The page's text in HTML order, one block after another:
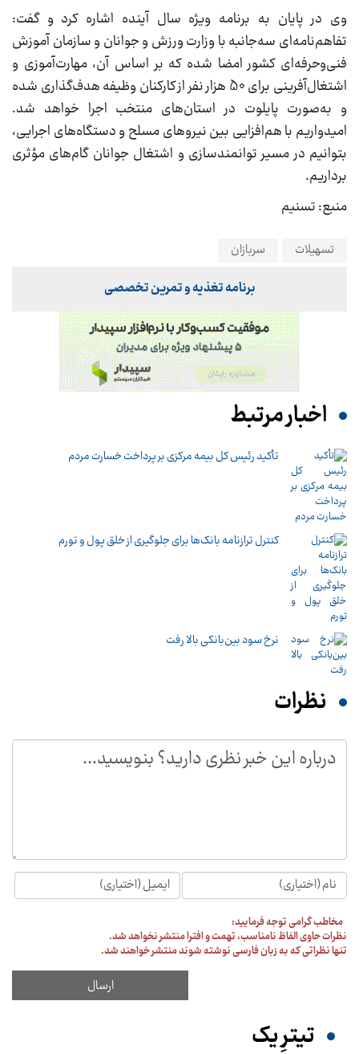
وی در پایان به برنامه ویژه سال آینده اشاره کرد و گفت:
تفاهم‌نامه‌ای سه‌جانبه با وزارت ورزش و جوانان و سازمان آموزش
فنی‌وحرفه‌ای کشور امضا شده که بر اساس آن، مهارت‌آموزی و
اشتغال‌آفرینی برای 50 هزار نفر از کارکنان وظیفه هدف‌گذاری شده
و به‌صورت پایلوت در استان‌های منتخب اجرا خواهد شد.
امیدواریم با هم‌افزایی بین نیروهای مسلح و دستگاه‌های اجرایی،
بتوانیم در مسیر توانمندسازی و اشتغال جوانان گام‌های مؤثری
برداریم.
منبع: تسنیم
تسهیلات سربازان
برنامه تغذیه و تمرین تخصصی
اخبار مرتبط
تأکید رئیس کل بیمه مرکزی بر پرداخت خسارت مردم
کنترل ترازنامه بانک‌ها برای جلوگیری از خلق پول و تورم
نرخ سود بین‌بانکی بالا رفت
نظرات
مخاطب گرامی توجه فرمایید:
نظرات حاوی الفاظ نامناسب، تهمت و افترا منتشر نخواهد شد.
تنها نظراتی که به زبان فارسی نوشته شوند منتشر خواهند شد.
تیترِ یک